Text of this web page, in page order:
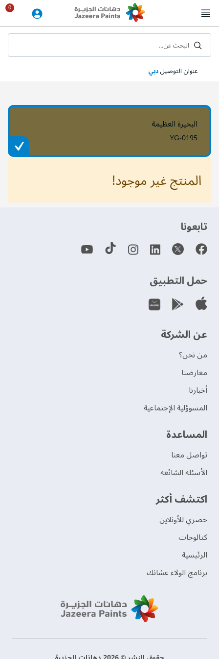
to
Content
عنوان التوصيلدبي
البحث عن...
البحيرة العظيمة
YG-0195
المنتج غير موجود!
‫تابعونا‬
حمل التطبيق
عن الشركة
من نحن؟
‫معارضنا‬
‫أخبارنا‬
المسوؤلية الإجتماعية
‫المساعدة‬
تواصل معنا
الأسئلة الشائعة
اكتشف أكثر
حصري للأونلاين
‫كتالوجات‬
الرئيسية
برنامج الولاء عشانك